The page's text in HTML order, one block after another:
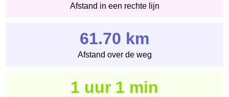
Afstand in een rechte lijn
61.70 km
Afstand over de weg
1 uur 1 min